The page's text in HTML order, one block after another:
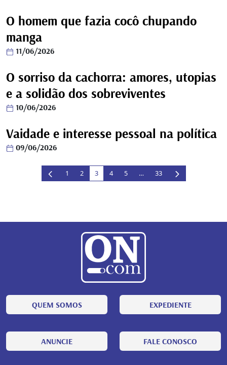
O homem que fazia cocô chupando
manga
11/06/2026
O sorriso da cachorra: amores, utopias
e a solidão dos sobreviventes
10/06/2026
Vaidade e interesse pessoal na política
09/06/2026
1 2 3 4 5 … 33
QUEM SOMOS EXPEDIENTE
ANUNCIE FALE CONOSCO